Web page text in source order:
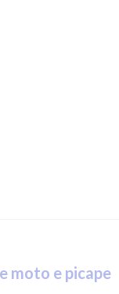
moto e picape